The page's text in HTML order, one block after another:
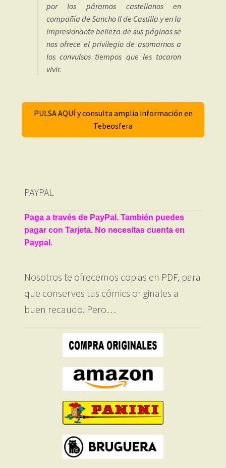
por los páramos castellanos en
compañía de Sancho II de Castilla y en la
impresionante belleza de sus páginas se
nos ofrece el privilegio de asomarnos a
los convulsos tiempos que les tocaron
vivir.
PULSA AQUÍ y consulta amplia información en
Tebeosfera
PAYPAL
Paga a través de PayPal. También puedes
pagar con Tarjeta. No necesitas cuenta en
Paypal.
Nosotros te ofrecemos copias en PDF, para
que conserves tus cómics originales a
buen recaudo. Pero…